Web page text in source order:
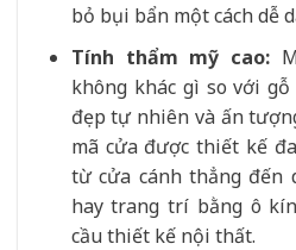
bỏ bụi bẩn một cách dễ
Tính thẩm mỹ cao:
không khác gì so với
đẹp tự nhiên và ấn
mã cửa được thiết kế
từ cửa cánh thẳng đến
hay trang trí bằng ô
cầu thiết kế nội thất.